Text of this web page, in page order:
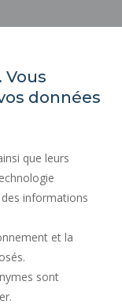
Vous
données
que leurs
informations
et la
sont